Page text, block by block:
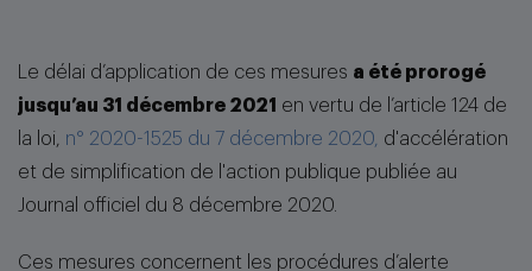
Le délai d’application de ces mesures a été prorogé
jusqu’au 31 décembre 2021 en vertu de l’article 124 de
la loi, n° 2020-1525 du 7 décembre 2020, d'accélération
et de simplification de l'action publique publiée au
Journal officiel du 8 décembre 2020.
Ces mesures concernent les procédures d’alerte